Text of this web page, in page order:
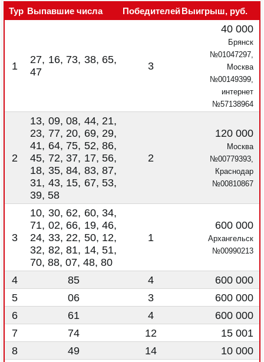
Тур Выпавшие числа ПобедителейВыигрыш, руб.
1
27, 16, 73, 38, 65,
47
3
40 000
Брянск
№01047297,
Москва
№00149399,
интернет
№57138964
2
13, 09, 08, 44, 21,
23, 77, 20, 69, 29,
41, 64, 75, 52, 86,
45, 72, 37, 17, 56,
18, 35, 84, 83, 87,
31, 43, 15, 67, 53,
39, 58
2
120 000
Москва
№00779393,
Краснодар
№00810867
3
10, 30, 62, 60, 34,
71, 02, 66, 19, 46,
24, 33, 22, 50, 12,
32, 82, 81, 14, 51,
70, 88, 07, 48, 80
1
600 000
Архангельск
№00990213
4 85 4
600 000
5
06 3
600 000
6
61 4
600 000
7
74 12
15 001
8
49 14
10 000